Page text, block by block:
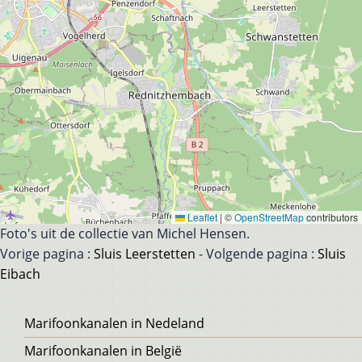
Leaflet | ©OpenStreetMapcontributors
Foto's uit de collectie van Michel Hensen.
Vorige pagina : Sluis Leerstetten - Volgende pagina : Sluis
Eibach
Voet
Marifoonkanalen in Nedeland
Marifoonkanalen in België